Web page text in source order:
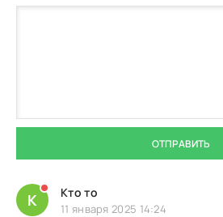
ОТПРАВИТЬ
К Кто то
11 января 2025 14:24